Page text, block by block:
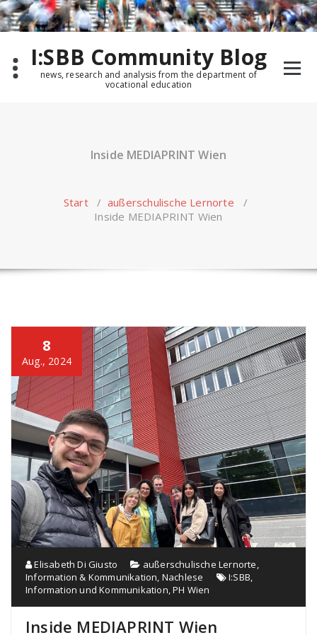
Zum
Inhalt
springen
I:SBB Community Blog
news, research and analysis from the department of
vocational education
Inside MEDIAPRINT Wien
Start/außerschulische Lernorte /
Inside MEDIAPRINT Wien
8
Aug., 2024
Elisabeth Di Giusto außerschulische Lernorte,
Information & Kommunikation, Nachlese I:SBB,
Information und Kommunikation,PH Wien
Inside MEDIAPRINT Wien